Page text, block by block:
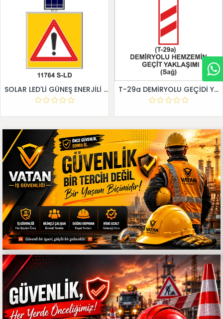
SOLAR LED'Lİ GÜNEŞ ENERJİLİ LEVHA T-29a DEMİRYOLU GEÇİDİ YAKLAŞIM LEVHALARI (Sağ)